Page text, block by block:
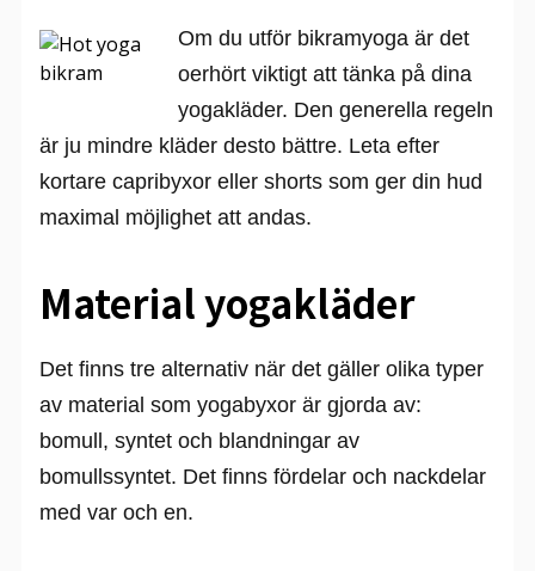
Om du utför bikramyoga är det
oerhört viktigt att tänka på dina
yogakläder. Den generella regeln
är ju mindre kläder desto bättre. Leta efter
kortare capribyxor eller shorts som ger din hud
maximal möjlighet att andas.
Material yogakläder
Det finns tre alternativ när det gäller olika typer
av material som yogabyxor är gjorda av:
bomull, syntet och blandningar av
bomullssyntet. Det finns fördelar och nackdelar
med var och en.